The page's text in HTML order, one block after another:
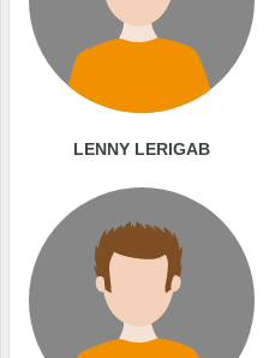
LENNY LERIGAB